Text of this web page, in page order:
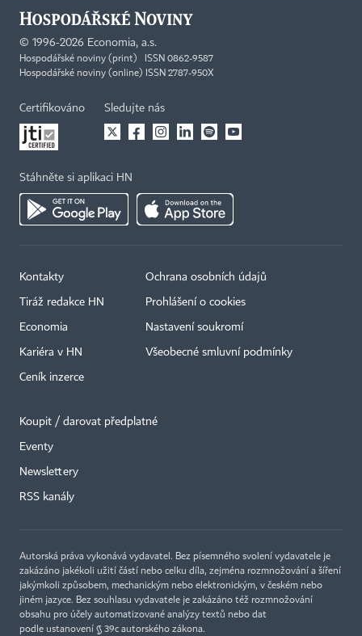
© 1996-2026 Economia, a.s.
Hospodářské noviny (print) ISSN 0862-9587
Hospodářské noviny (online) ISSN 2787-950X
Certifikováno Sledujte nás
Stáhněte si aplikaci HN
Kontakty
Tiráž redakce HN
Economia
Kariéra v HN
Ceník inzerce
Ochrana osobních údajů
Prohlášení o cookies
Nastavení soukromí
Všeobecné smluvní podmínky
Koupit / darovat předplatné
Eventy
Newslettery
RSS kanály
Autorská práva vykonává vydavatel. Bez písemného svolení vydavatele je
zakázáno jakékoli užití částí nebo celku díla, zejména rozmnožování a šíření
jakýmkoli způsobem, mechanickým nebo elektronickým, v českém nebo
jiném jazyce. Bez souhlasu vydavatele je zakázáno též rozmnožování
obsahu pro účely automatizované analýzy textů nebo dat
podle ustanovení § 39c autorského zákona.